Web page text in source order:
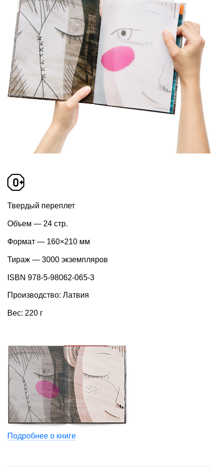
Твердый переплет
Объем — 24 стр.
Формат — 160×210 мм
Тираж — 3000 экземпляров
ISBN 978-5-98062-065-3
Производство: Латвия
Вес: 220 г
Подробнее о книге